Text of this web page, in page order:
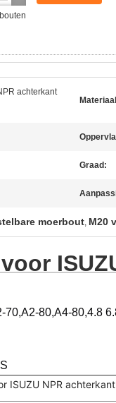
achterkant
Graad:
moerbout, M20
80,A4-80,4.8
ISUZU NPR achterkant